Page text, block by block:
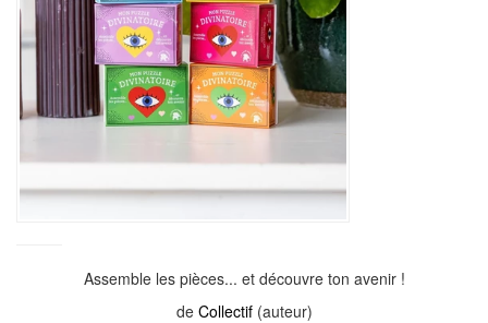
Assemble les pièces... et découvre ton avenir !
de Collectif(auteur)